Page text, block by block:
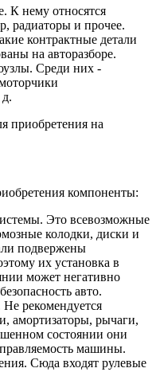
К нему относятся
радиаторы и прочее.
контрактные детали
на авторазборе.
Среди них -
приобретения на
компоненты:
Это всевозможные
колодки, диски и
подвержены
их установка в
может негативно
авто.
рекомендуется
амортизаторы, рычаги,
состоянии они
машины.
Сюда входят рулевые